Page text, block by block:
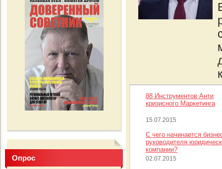
Опрос
88 Инструментов Анти
кризисного Маркетинга
15.07.2015
С чего начинается
руководителя
компании?
02.07.2015